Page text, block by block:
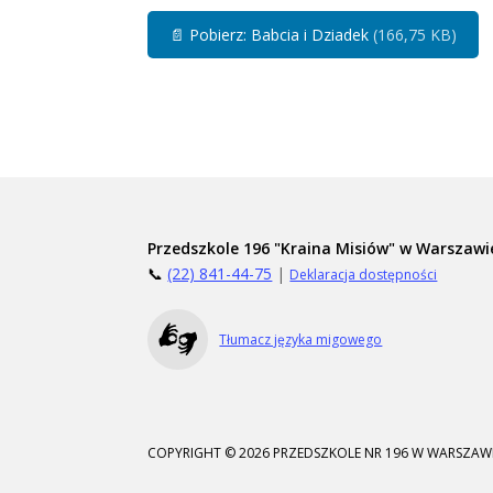
📄 Pobierz: Babcia i Dziadek(166,75 KB)
Przedszkole 196 "Kraina Misiów" w
📞(22) 841-44-75 | Deklaracja dostępności
Tłumacz języka migowego
COPYRIGHT © 2026 PRZEDSZKOLE NR 196 W